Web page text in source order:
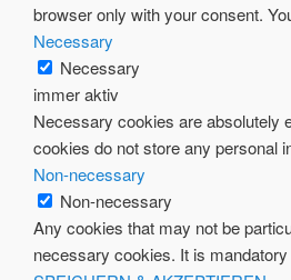
browser only with your consent.
Necessary
Necessary
immer aktiv
Necessary cookies are absolutely
cookies do not store any personal
Non-necessary
Non-necessary
Any cookies that may not be
necessary cookies. It is